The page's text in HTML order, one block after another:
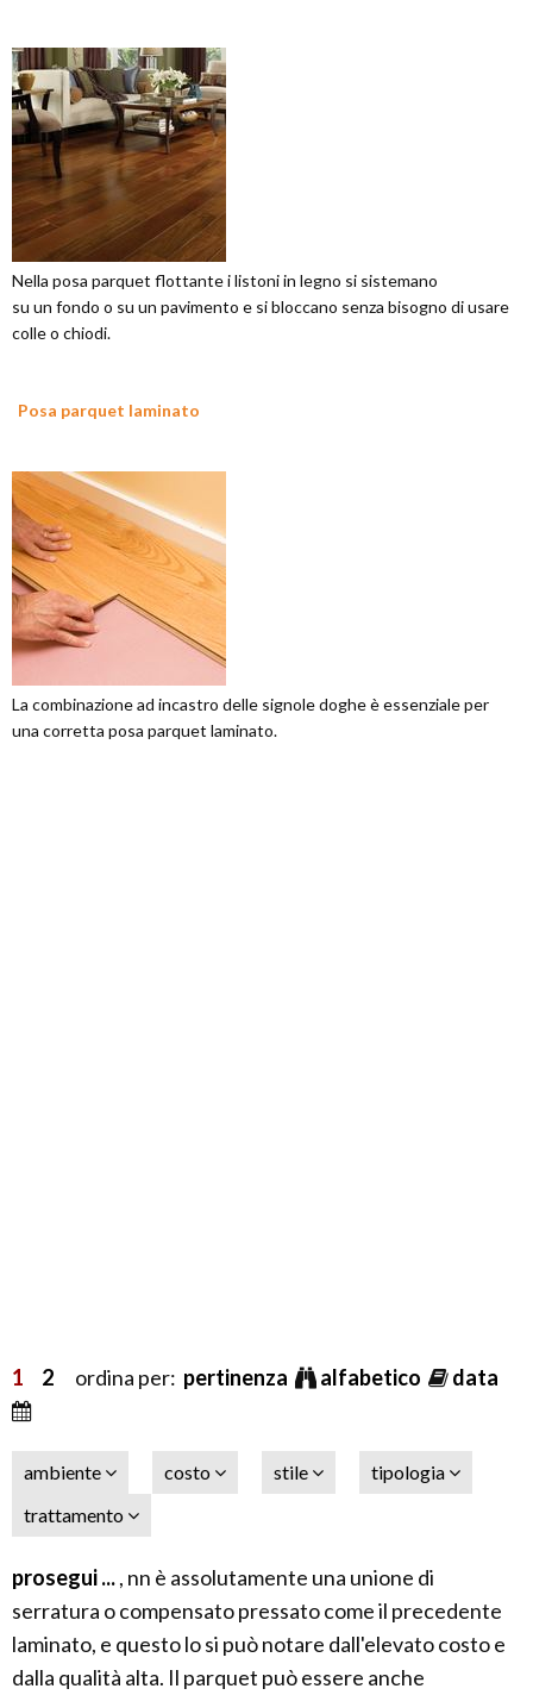
Nella posa parquet flottante i listoni in legno si sistemano
su un fondo o su un pavimento e si bloccano senza bisogno di usare
colle o chiodi.
Posa parquet laminato
La combinazione ad incastro delle signole doghe è essenziale per
una corretta posa parquet laminato.
1 2 ordina per: pertinenza alfabetico data
ambiente costo stile
tipologia
trattamento
prosegui ..., nn è assolutamente una unione di
serratura o compensato pressato come il precedente
laminato, e questo lo si può notare dall'elevato costo e
dalla qualità alta. Il parquet può essere anche